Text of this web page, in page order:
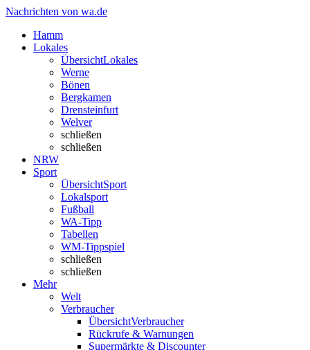
Nachrichten von wa.de
Hamm
Lokales
ÜbersichtLokales
Werne
Bönen
Bergkamen
Drensteinfurt
Welver
schließen
schließen
NRW
Sport
ÜbersichtSport
Lokalsport
Fußball
WA-Tipp
Tabellen
WM-Tippspiel
schließen
schließen
Mehr
Welt
Verbraucher
ÜbersichtVerbraucher
Rückrufe & Warnungen
Supermärkte & Discounter